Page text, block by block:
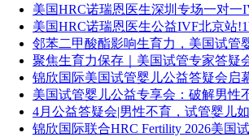
美国HRC诺瑞恩医生深圳专场一对
美国HRC诺瑞恩医生公益IVF北京站
邻苯二甲酸酯影响生育力，美国试管
聚焦生育力保存｜美国试管专家答疑
锦欣国际美国试管婴儿公益答疑会启
美国试管婴儿公益专享会：破解男性
4月公益答疑会|男性不育，试管婴儿
锦欣国际联合HRC Fertility 2026美国